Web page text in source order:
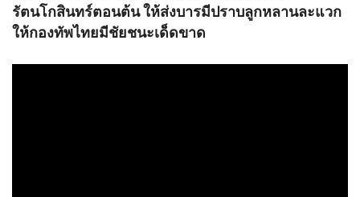
รัตนโกสินทร์ตอนต้น ให้ส่งบารมีปราบลูกหลานละแวก
ให้กองทัพไทยมีชัยชนะเด็ดขาด